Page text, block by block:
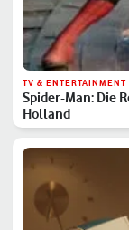
TV & ENTERTAINMENT
Spider-Man: Die
Holland